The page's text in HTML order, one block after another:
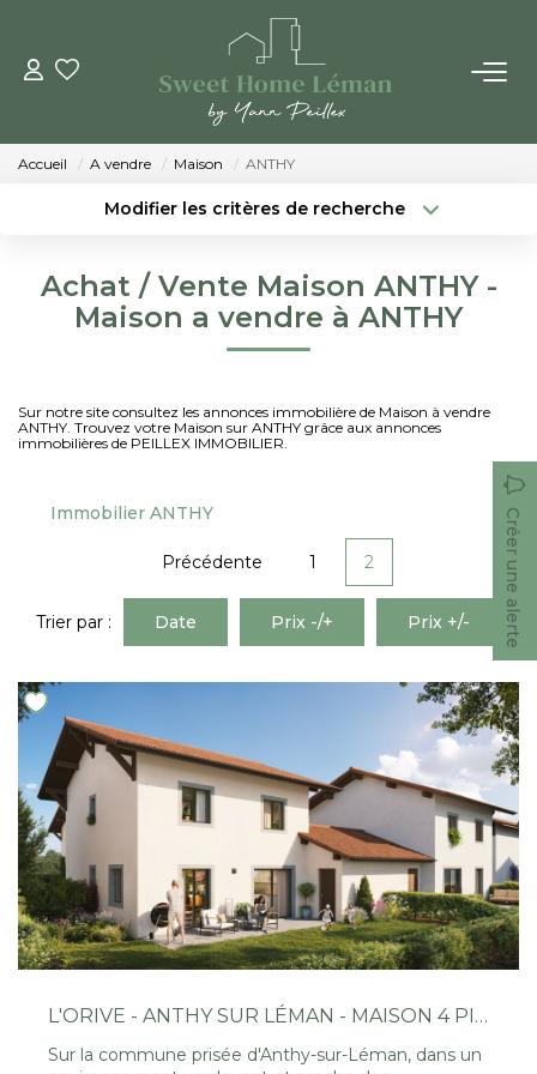
ACHETER
VENDRE
LES AGENCES
Notre Équipe
CONTACT
EN
Accueil A vendre Maison ANTHY
Modifier les critères de recherche
Surface min Budget max
Achat / Vente Maison ANTHY -
Maison a vendre à ANTHY
Sur notre site consultez les annonces immobilière de Maison à vendre
ANTHY. Trouvez votre Maison sur ANTHY grâce aux annonces
immobilières de PEILLEX IMMOBILIER.
Immobilier ANTHY Créer une alerte
Précédente 1 2
Trier par : Date Prix -/+ Prix +/-
L'ORIVE - ANTHY SUR LÉMAN - MAISON 4 PIÈCES DE 88.5M²
Sur la commune prisée d'Anthy-sur-Léman, dans un